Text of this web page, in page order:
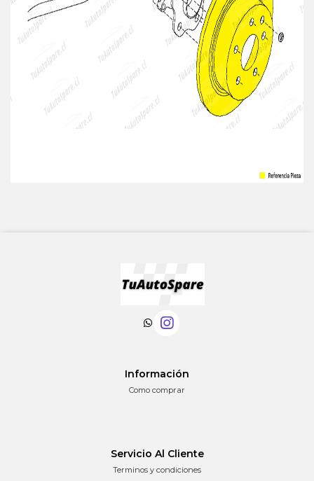
Información
Como comprar
Servicio Al Cliente
Terminos y condiciones